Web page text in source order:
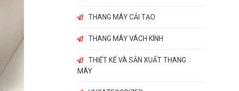
THANG MÁY CẢI TẠO
THANG MÁY VÁCH KÍNH
THIẾT KẾ VÀ SẢN XUẤT THANG
MÁY